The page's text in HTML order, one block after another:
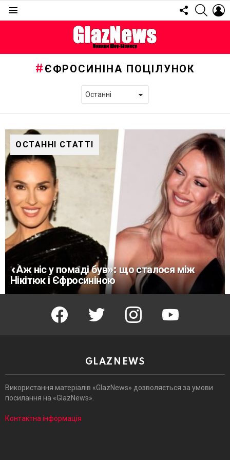
FOLLOW
US
ЄФРОСИНІНА ПОЦІЛУНОК
ОСТАННІ СТАТТІ
«Аж ніс у помаді був»: що сталося між
Нікітюк і Єфросиніною
facebook twitter instagram youtube
GLAZNEWS
Використання матеріалів «GlazNews» дозволяється за умови
посилання на «GlazNews».
Контактна інформація